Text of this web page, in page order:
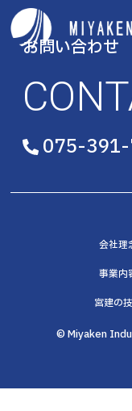
お問い合わせ
075-
会社理
事業内
宮建の
© Miyaken